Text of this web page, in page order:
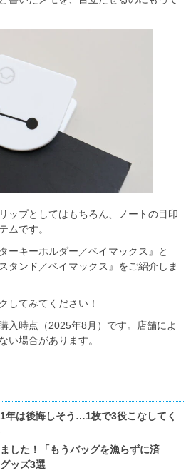
ップとしてはもちろん、ノートの目印
ムです。
ーキーホルダー／ベイマックス』と
タンド／ベイマックス』をご紹介しま
してみてください！
入時点（2025年8月）です。店舗によ
い場合があります。
年は後悔しそう…1枚で3役こなしてく
した！「もうバッグを漁らずに済
ッズ3選